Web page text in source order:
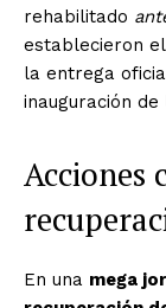
rehabilitado
establecieron el
la entrega
inauguración
Acciones
En una mega